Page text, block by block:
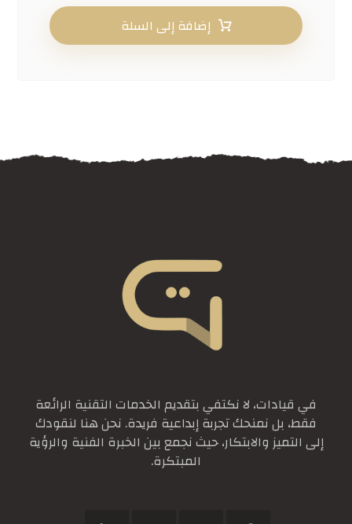
إضافة إلى السلة
في قيادات، لا نكتفي بتقديم الخدمات التقنية الرائعة
فقط، بل نمنحك تجربة إبداعية فريدة. نحن هنا لنقودك
إلى التميز والابتكار، حيث نجمع بين الخبرة الفنية والرؤية
المبتكرة.